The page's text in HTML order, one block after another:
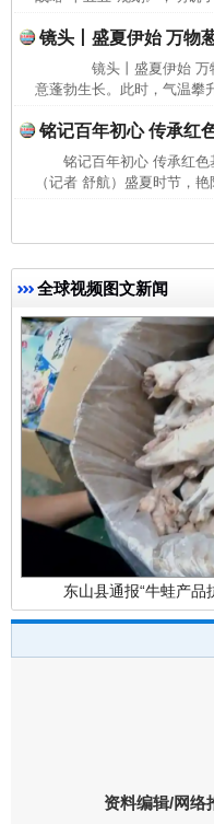
镜头丨盛夏伊始 万物
镜头丨盛夏伊始 万
意蓬勃生长。此时，气温攀
铭记百年初心 传承红
铭记百年初心 传承红
（记者 舒航）盛夏时节，
全球视频图文新闻
完善运行机制助力
东山县通报“牛蛙产品
资料编辑/网络